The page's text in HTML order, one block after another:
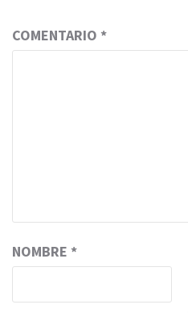
COMENTARIO *
NOMBRE *